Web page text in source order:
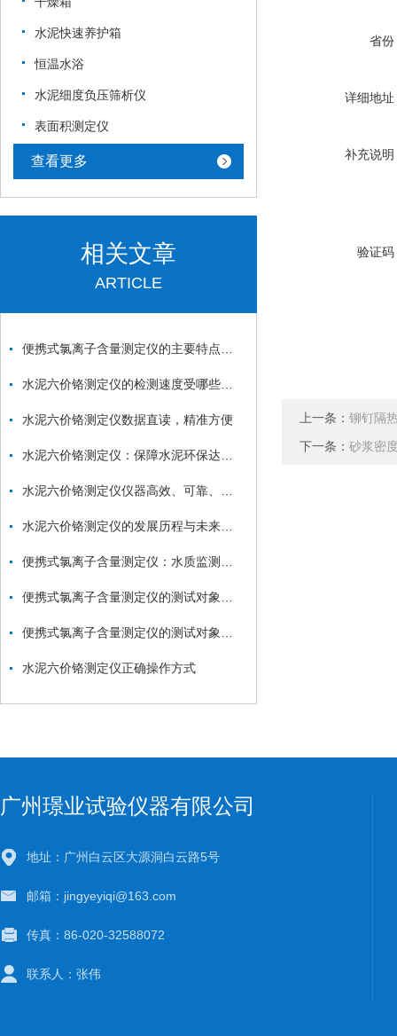
水泥快速养护箱
恒温水浴
水泥细度负压筛析仪
表面积测定仪
查看更多
相关文章
ARTICLE
水泥六价铬测定仪数据直读，精准方便
水泥六价铬测定仪正确操作方式
省份
详细地址
补充说明
验证码
上一条： 铆钉隔
下一条： 砂浆密
广州璟业试验仪器有限公司
地址：广州白云区大源洞白云路5号
邮箱：jingyeyiqi@163.com
传真：86-020-32588072
联系人：张伟